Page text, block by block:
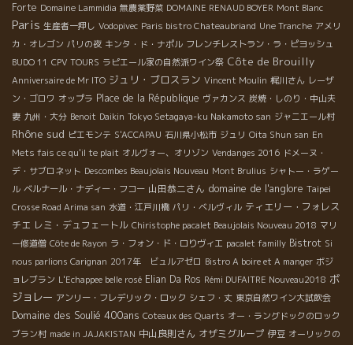
Forte Domaine Lammidia 無農薬野菜 DOMAINE RENAUD BOYER Mont Blanc
Paris 生産者一押し Vodopivec Paris bistro Chateaubriand Une Tranche アメリ
カ・オレゴン パリの夜 キンタ・ド・ナポル フレンチレストラン・ラ・ピヨッシュ
BUDO 11 CPV TOURS ラピエール家の自然派ワイン祭 Côte de Brouilly
Anniversaire de Mr ITO ジュリ・ブロスラン Vincent Moulin 梶川さん レーザ
ン・ゴロワ オップラ Place de la République ヴァカンス 炭焼・しのり・中山夫
妻 九州・大分 Benoit Daikin Tokyo Setagaya-ku Nakamoto san ジャニエール村
Rhône sud ピエモンテ S'ACCAPAU 石川県小松市 ジュリ Oita Shun san En
Mets fais ce qu'il te plait オルヴォー、オリゾン Vendanges 2016 ドメーヌ・
デ・サブロネット Descombes Beaujolais Nouveau Mont Brulius シャトー・ラゲー
ル ベルナール・ナディー・フコー 山田恭二さん domaine de l'anglore Taipei
Crosse Road Arima san 水道・江戸川橋 パリ・ベルヴィル ティエリー・フォレス
チエ レミ・デュフェートル Chiristophe pacalet Beaujolais Nouveau 2018 マリ
ー修道僧 Côte de Rayon ラ・フォン・ド・ロりヴィエ pacalet familly Bistrot Si
nous parlions Carignan 2017年 ビュルアゼロ Bistro A boire et A manger ボジ
ョレブラン L'Echappee belle rosé Elian Da Ros Rémi DUFAITRE Nouveau2018 ボ
ジョレー アンリー・フレデリック・ロック シェフ・丈 東京自然ワイン大試飲会
Domaine des Soulié 400ans Coteaux des Quarts オー・ラングドックのロック
ブラン村 made in JAJAKISTAN 中山良則さん オザミグループ 伊豆 オーリックの